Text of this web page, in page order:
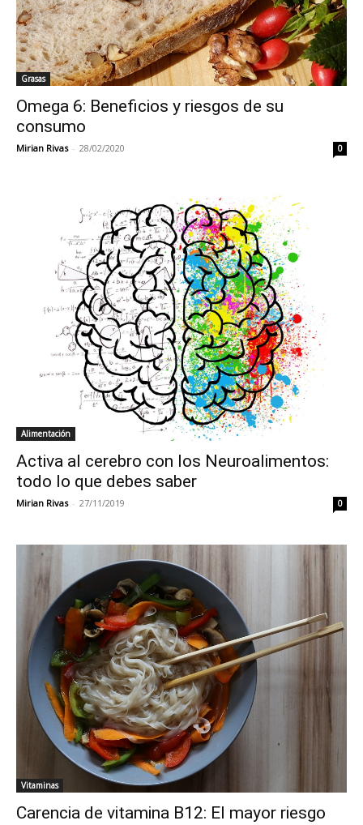
Grasas
Omega 6: Beneficios y riesgos de su
consumo
Mirian Rivas - 28/02/2020 0
Alimentación
Activa al cerebro con los Neuroalimentos:
todo lo que debes saber
Mirian Rivas - 27/11/2019 0
Vitaminas
Carencia de vitamina B12: El mayor riesgo